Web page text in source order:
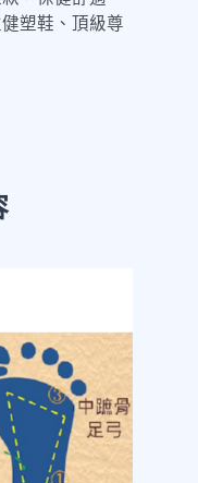
塑鞋、頂級尊